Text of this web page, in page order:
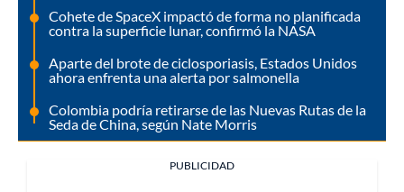
Cohete de SpaceX impactó de forma no planificada
contra la superficie lunar, confirmó la NASA
Aparte del brote de ciclosporiasis, Estados Unidos
ahora enfrenta una alerta por salmonella
Colombia podría retirarse de las Nuevas Rutas de la
Seda de China, según Nate Morris
PUBLICIDAD